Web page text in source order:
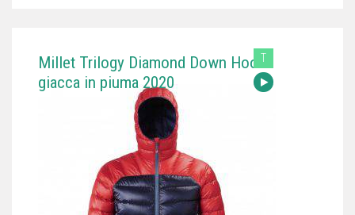
T
Millet Trilogy Diamond Down Hood
giacca in piuma 2020